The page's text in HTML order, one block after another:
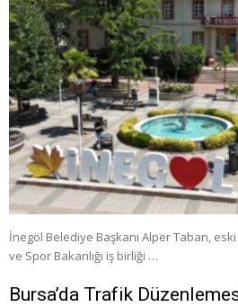
İnegöl Belediye Başkanı Alper Taban,
ve Spor Bakanlığı iş birliği …
Bursa’da Trafik